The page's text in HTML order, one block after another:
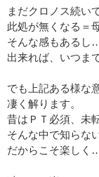
まだクロノス続い
此処が無くなる＝
そんな感もあるし
出来れば、いつま
でも上記ある様な
凄く解ります。
昔はＰＴ必須、未
そんな中で知らな
だからこそ楽しく